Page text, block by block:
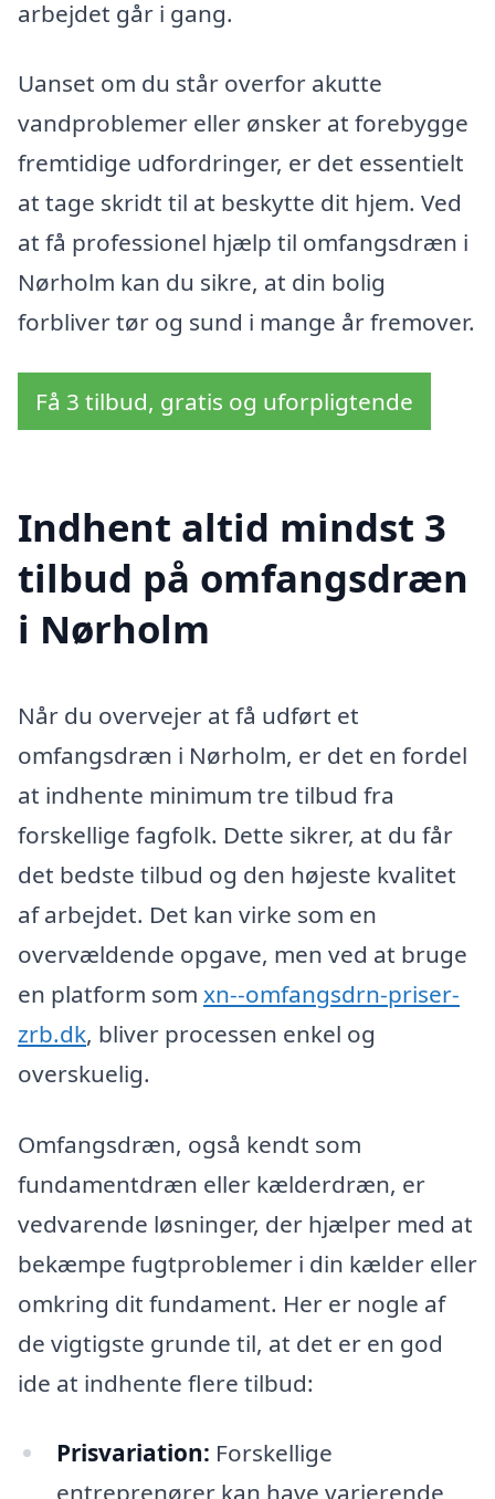
arbejdet går i gang.
Uanset om du står overfor akutte
vandproblemer eller ønsker at forebygge
fremtidige udfordringer, er det essentielt
at tage skridt til at beskytte dit hjem. Ved
at få professionel hjælp til omfangsdræn i
Nørholm kan du sikre, at din bolig
forbliver tør og sund i mange år fremover.
Få 3 tilbud, gratis og uforpligtende
Indhent altid mindst 3
tilbud på omfangsdræn
i Nørholm
Når du overvejer at få udført et
omfangsdræn i Nørholm, er det en fordel
at indhente minimum tre tilbud fra
forskellige fagfolk. Dette sikrer, at du får
det bedste tilbud og den højeste kvalitet
af arbejdet. Det kan virke som en
overvældende opgave, men ved at bruge
en platform som xn--omfangsdrn-priser-
zrb.dk, bliver processen enkel og
overskuelig.
Omfangsdræn, også kendt som
fundamentdræn eller kælderdræn, er
vedvarende løsninger, der hjælper med at
bekæmpe fugtproblemer i din kælder eller
omkring dit fundament. Her er nogle af
de vigtigste grunde til, at det er en god
ide at indhente flere tilbud:
Prisvariation: Forskellige
entreprenører kan have varierende